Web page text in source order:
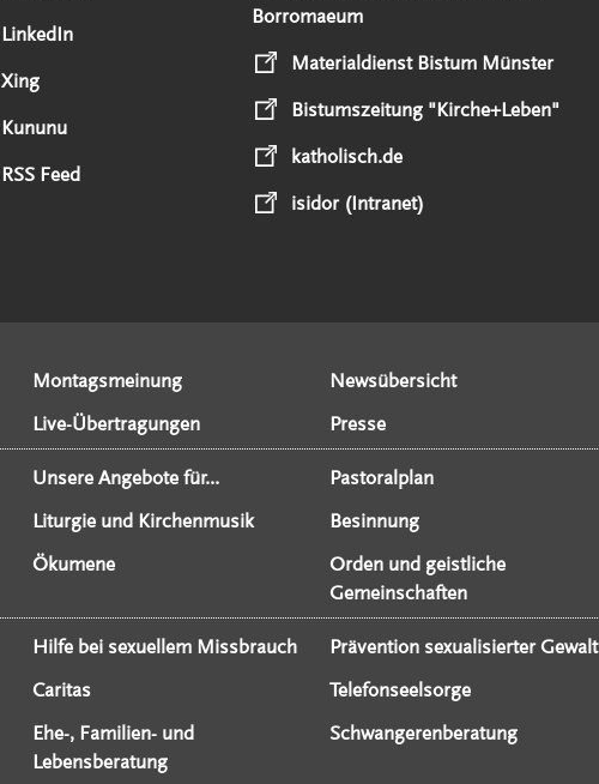
LinkedIn
Xing
Kununu
RSS Feed
Borromaeum
Materialdienst Bistum Münster
Bistumszeitung "Kirche+Leben"
katholisch.de
isidor (Intranet)
Montagsmeinung Newsübersicht
Live-Übertragungen
Presse
Unsere Angebote für... Pastoralplan
Liturgie und Kirchenmusik
Besinnung
Ökumene
Orden und geistliche
Gemeinschaften
Hilfe bei sexuellem Missbrauch Prävention sexualisierter Gewalt
Caritas
Telefonseelsorge
Ehe-, Familien- und
Lebensberatung
Schwangerenberatung